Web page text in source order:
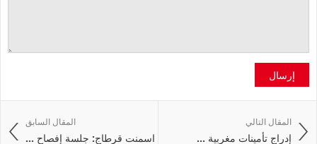
إرسال
المقال السابق
اسمنت قرطاج: جلسة إفصاح ...
المقال التالي
إدراج تأمينات مغربية ...